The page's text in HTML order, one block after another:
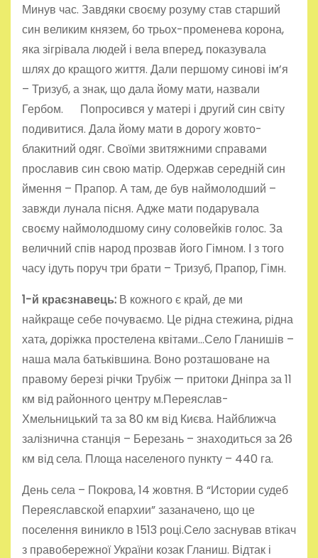
Минув час. Завдяки своєму розуму став старший
син великим князем, бо трьох-променева корона,
яка зігрівала людей і вела вперед, показувала
шлях до кращого життя. Дали першому синові ім’я
– Тризуб, а знак, що дала йому мати, назвали
Гербом. Попросився у матері і другий син світу
подивитися. Дала йому мати в дорогу жовто-
блакитний одяг. Своїми звитяжними справами
прославив син свою матір. Одержав середній син
ймення – Прапор. А там, де був наймолодший –
завжди лунала пісня. Адже мати подарувала
своєму наймолодшому сину соловейків голос. За
величний спів народ прозвав його Гімном. І з того
часу ідуть поруч три брати – Тризуб, Прапор, Гімн.
1-й краєзнавець: В кожного є край, де ми
найкраще себе почуваємо. Це рідна стежина, рідна
хата, доріжка простелена квітами…Село Гланишів –
наша мала батьківшина. Воно розташоване на
правому березі річки Трубіж — притоки Дніпра за 11
км від районного центру м.Переяслав-
Хмельницький та за 80 км від Києва. Найближча
залізнична станція – Березань – знаходиться за 26
км від села. Площа населеного пункту – 440 га.
День села – Покрова, 14 жовтня. В “Истории судеб
Переяславской епархии” зазаначено, що це
поселення виникло в 1513 році.Село заснував втікач
з правобережної України козак Гланиш. Відтак і